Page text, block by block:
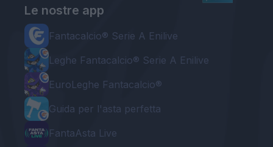
Le nostre app
Fantacalcio® Serie A Enilive
Leghe Fantacalcio® Serie A Enilive
EuroLeghe Fantacalcio®
Guida per l'asta perfetta
FantaAsta Live